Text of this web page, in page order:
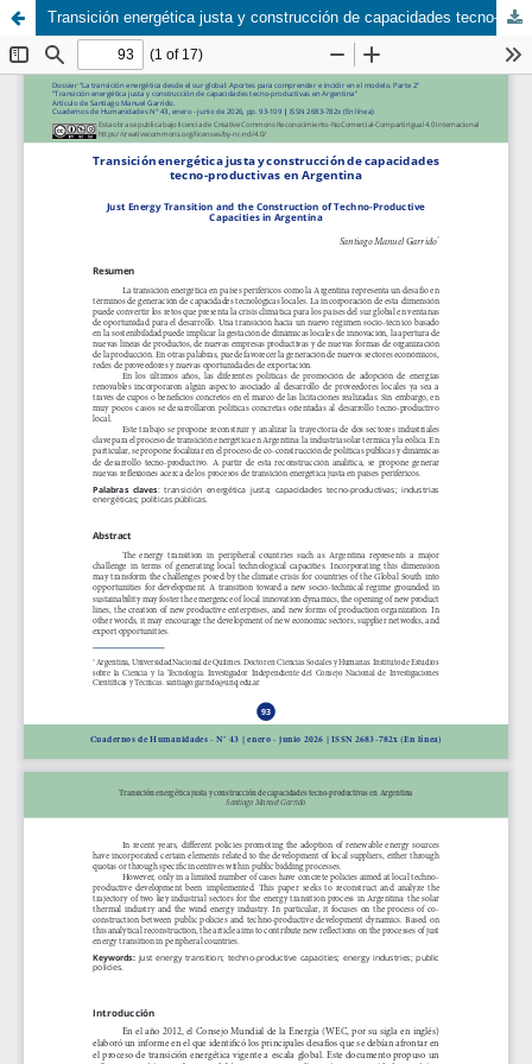
Transición energética justa y construcción de capacidades tecno-productivas en Argentina